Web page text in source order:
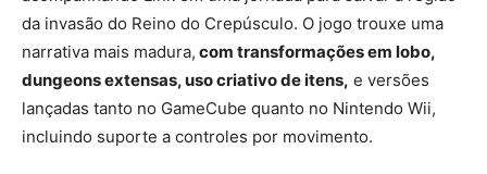
da invasão do Reino do Crepúsculo. O jogo trouxe uma
narrativa mais madura, com transformações em lobo,
dungeons extensas, uso criativo de itens, e versões
lançadas tanto no GameCube quanto no Nintendo Wii,
incluindo suporte a controles por movimento.